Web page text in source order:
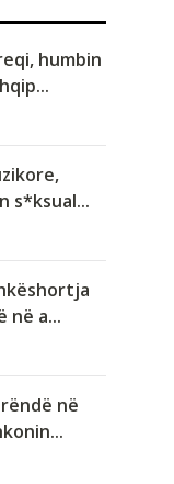
humbin
s*ksual...
në a...
në